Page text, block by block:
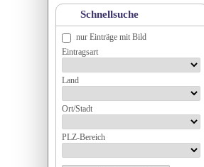
Schnellsuche
nur Einträge mit Bild
Eintragsart
Land
Ort/Stadt
PLZ-Bereich